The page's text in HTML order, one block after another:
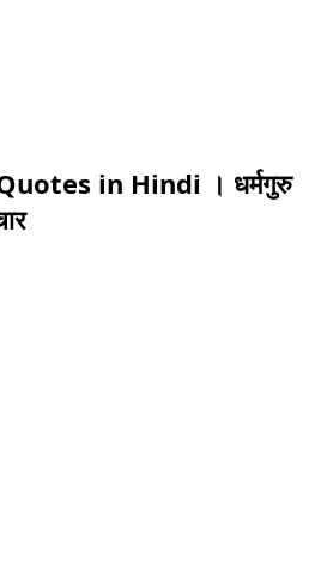
in Hindi । धर्मगुरु